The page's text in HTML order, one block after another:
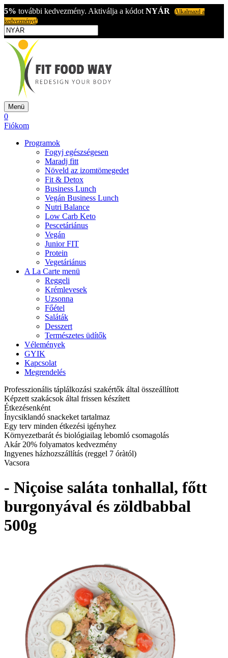
5% további kedvezmény. Aktiválja a kódot NYÁR
Alkalmazd a
kedvezményt!
Menü
0
Fiókom
Programok
Fogyj egészségesen
Maradj fitt
Növeld az izomtömegedet
Fit & Detox
Business Lunch
Vegán Business Lunch
Nutri Balance
Low Carb Keto
Pescetáriánus
Vegán
Junior FIT
Protein
Vegetáriánus
A La Carte menü
Reggeli
Krémlevesek
Uzsonna
Főétel
Saláták
Desszert
Természetes üdítők
Vélemények
GYIK
Kapcsolat
Megrendelés
Professzionális táplálkozási szakértők által összeállított
Képzett szakácsok által frissen készített
Étkezésenként
Ínycsiklandó snackeket tartalmaz
Egy terv minden étkezési igényhez
Környezetbarát és biológiailag lebomló csomagolás
Akár 20% folyamatos kedvezmény
Ingyenes házhozszállítás (reggel 7 óràtól)
Vacsora
- Niçoise saláta tonhallal, főtt
burgonyával és zöldbabbal
500g